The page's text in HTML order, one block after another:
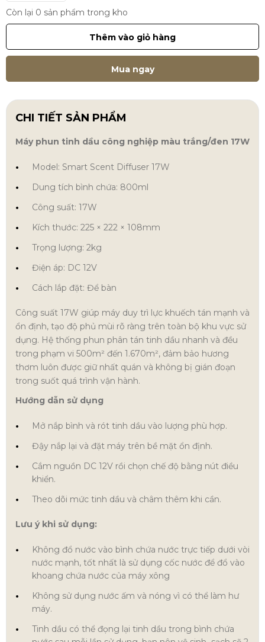
Còn lại 0 sản phẩm trong kho
Thêm vào giỏ hàng
Mua ngay
CHI TIẾT SẢN PHẨM
Máy phun tinh dầu công nghiệp màu trắng/đen 17W
Model: Smart Scent Diffuser 17W
Dung tích bình chứa: 800ml
Công suất: 17W
Kích thước: 225 × 222 × 108mm
Trọng lượng: 2kg
Điện áp: DC 12V
Cách lắp đặt: Để bàn
Công suất 17W giúp máy duy trì lực khuếch tán mạnh và
ổn định, tạo độ phủ mùi rõ ràng trên toàn bộ khu vực sử
dụng. Hệ thống phun phân tán tinh dầu nhanh và đều
trong phạm vi 500m² đến 1.670m², đảm bảo hương
thơm luôn được giữ nhất quán và không bị gián đoạn
trong suốt quá trình vận hành.
Hướng dẫn sử dụng
Mở nắp bình và rót tinh dầu vào lượng phù hợp.
Đậy nắp lại và đặt máy trên bề mặt ổn định.
Cắm nguồn DC 12V rồi chọn chế độ bằng nút điều
khiển.
Theo dõi mức tinh dầu và châm thêm khi cần.
Lưu ý khi sử dụng:
Không đổ nước vào bình chứa nước trực tiếp dưới vòi
nước mạnh, tốt nhất là sử dụng cốc nước để đổ vào
khoang chứa nước của máy xông
Không sử dụng nước ấm và nóng vì có thể làm hư
máy.
Tinh dầu có thể đọng lại tinh dầu trong bình chứa